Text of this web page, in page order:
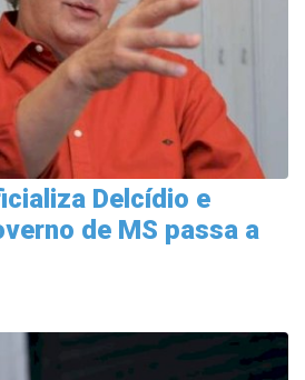
Delcídio e
de MS passa a